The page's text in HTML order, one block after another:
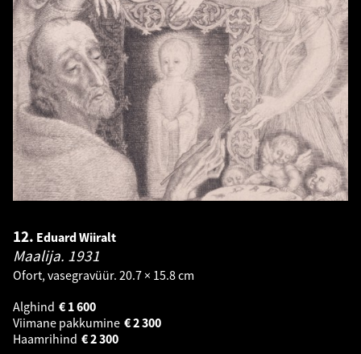
12. Eduard Wiiralt
Maalija. 1931
Ofort, vasegravüür. 20.7 × 15.8 cm
Alghind
1 600
€
Viimane pakkumine
2 300
€
Haamrihind
2 300
€